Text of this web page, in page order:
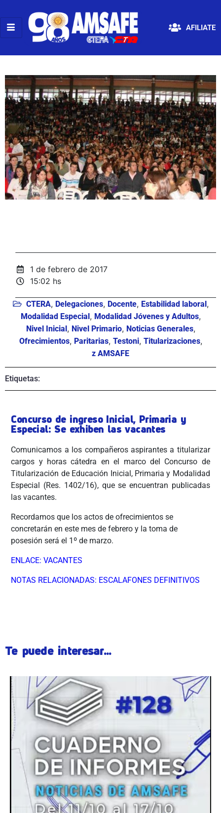
AFILIATE
1 de febrero de 2017
15:02 hs
CTERA, Delegaciones, Docente, Estabilidad laboral ,
Modalidad Especial , Modalidad Jóvenes y Adultos,
Nivel Inicial , Nivel Primario, Noticias Generales,
Ofrecimientos, Paritarias, Testoni, Titularizaciones,
z AMSAFE
Etiquetas:
Concurso de ingreso Inicial, Primaria y
Especial: Se exhiben las vacantes
Comunicamos a los compañeros aspirantes a titularizar
cargos y horas cátedra en el marco del Concurso de
Titularización de Educación Inicial, Primaria y Modalidad
Especial (Res. 1402/16), que se encuentran publicadas
las vacantes.
Recordamos que los actos de ofrecimientos se
concretarán en este mes de febrero y la toma de
posesión será el 1º de marzo.
ENLACE: VACANTES
NOTAS RELACIONADAS: ESCALAFONES DEFINITIVOS
Te puede interesar...